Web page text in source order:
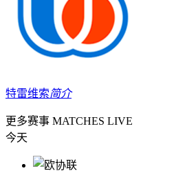
特雷维索简介
更多赛事 MATCHES LIVE
今天